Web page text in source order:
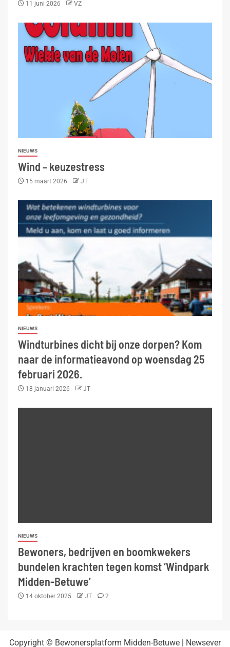
11 juni 2026 VZ
NIEUWS
Wind – keuzestress
15 maart 2026 JT
NIEUWS
Windturbines dicht bij onze dorpen? Kom
naar de informatieavond op woensdag 25
februari 2026.
18 januari 2026 JT
NIEUWS
Bewoners, bedrijven en boomkwekers
bundelen krachten tegen komst ‘Windpark
Midden-Betuwe’
14 oktober 2025 JT 2
Copyright © Bewonersplatform Midden-Betuwe | Newsever